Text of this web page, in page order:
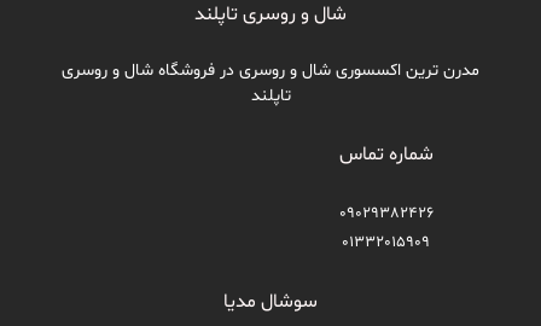
شال و روسری تاپلند
مدرن ترین اکسسوری شال و روسری در فروشگاه شال و روسری
تاپلند
شماره تماس
09029382426
01332015909
سوشال مدیا